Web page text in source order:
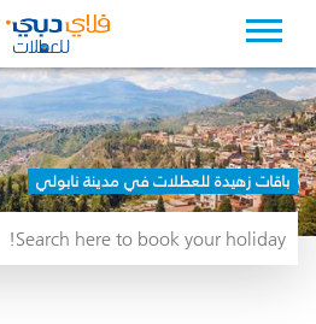
باقات زهيدة للعطلات في مدينة نابولي